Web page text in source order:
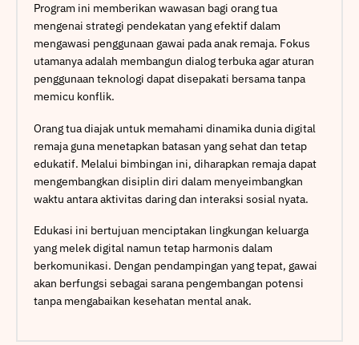
Program ini memberikan wawasan bagi orang tua
mengenai strategi pendekatan yang efektif dalam
mengawasi penggunaan gawai pada anak remaja. Fokus
utamanya adalah membangun dialog terbuka agar aturan
penggunaan teknologi dapat disepakati bersama tanpa
memicu konflik.
Orang tua diajak untuk memahami dinamika dunia digital
remaja guna menetapkan batasan yang sehat dan tetap
edukatif. Melalui bimbingan ini, diharapkan remaja dapat
mengembangkan disiplin diri dalam menyeimbangkan
waktu antara aktivitas daring dan interaksi sosial nyata.
Edukasi ini bertujuan menciptakan lingkungan keluarga
yang melek digital namun tetap harmonis dalam
berkomunikasi. Dengan pendampingan yang tepat, gawai
akan berfungsi sebagai sarana pengembangan potensi
tanpa mengabaikan kesehatan mental anak.